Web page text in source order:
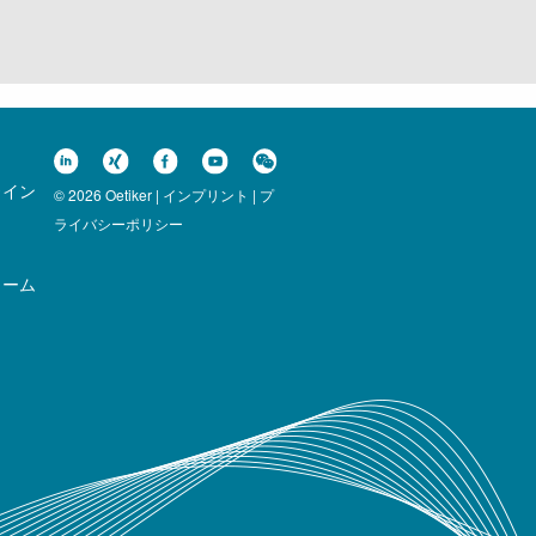
ン
ム
© 2026 Oetiker | インプリント | プ
ライバシーポリシー